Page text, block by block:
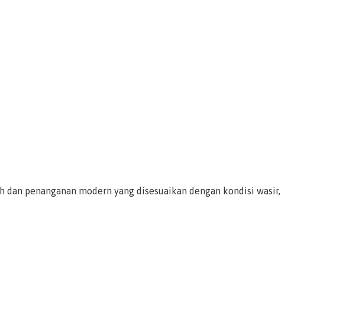
penanganan modern yang disesuaikan dengan kondisi wasir,